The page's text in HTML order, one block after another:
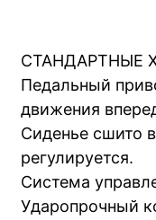
СТАНДАРТНЫЕ
Педальный
движения
Сиденье сшито
регулируется.
Система
Ударопрочный